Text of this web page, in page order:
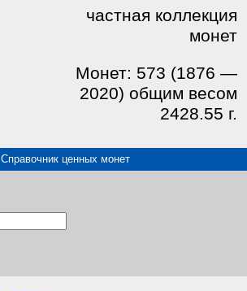
частная коллекция
монет
Монет: 573 (1876 —
2020) общим весом
2428.55 г.
Справочник ценных монет